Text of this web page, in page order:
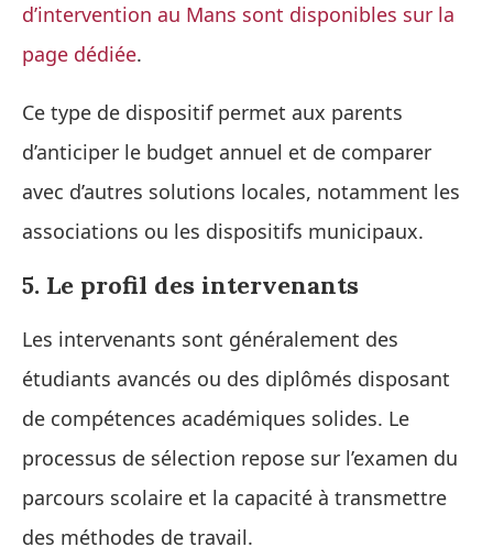
d’intervention au Mans sont disponibles sur la
page dédiée.
Ce type de dispositif permet aux parents
d’anticiper le budget annuel et de comparer
avec d’autres solutions locales, notamment les
associations ou les dispositifs municipaux.
5. Le profil des intervenants
Les intervenants sont généralement des
étudiants avancés ou des diplômés disposant
de compétences académiques solides. Le
processus de sélection repose sur l’examen du
parcours scolaire et la capacité à transmettre
des méthodes de travail.